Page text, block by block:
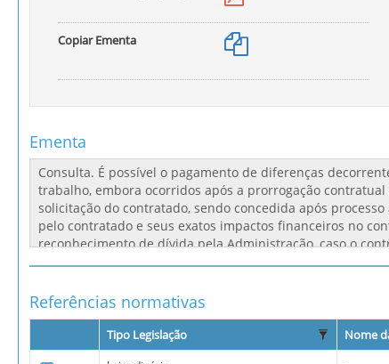
Copiar Ementa
Ementa
Referências normativas
Tipo Legislação Nome